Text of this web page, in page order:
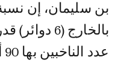
بن سليمان، إن
عدد الناخبين بها 90 ألفا و830 ناخبا.